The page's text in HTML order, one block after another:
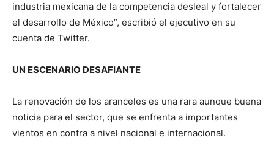
industria mexicana de la competencia desleal y fortalecer
el desarrollo de México”, escribió el ejecutivo en su
cuenta de Twitter.
UN ESCENARIO DESAFIANTE
La renovación de los aranceles es una rara aunque buena
noticia para el sector, que se enfrenta a importantes
vientos en contra a nivel nacional e internacional.